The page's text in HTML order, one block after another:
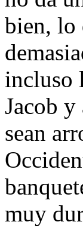
bien, lo
incluso
Jacob
sean
muy